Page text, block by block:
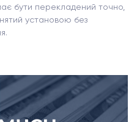
бути перекладений точно,
установою без